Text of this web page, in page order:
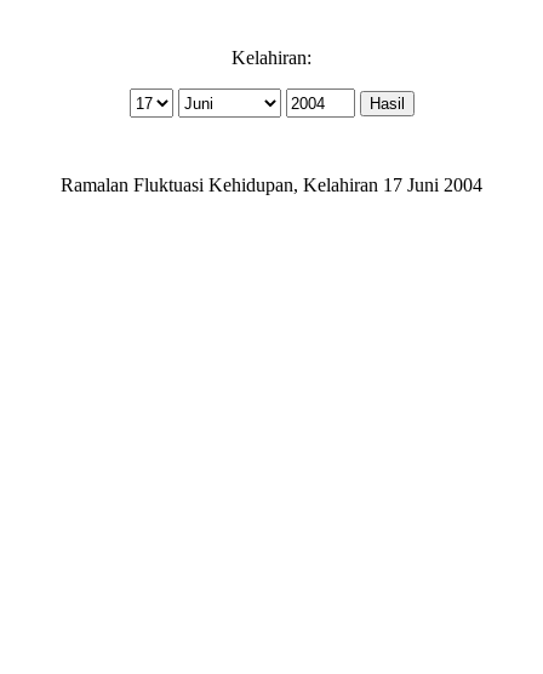
Kelahiran:
Ramalan Fluktuasi Kehidupan, Kelahiran 17 Juni 2004